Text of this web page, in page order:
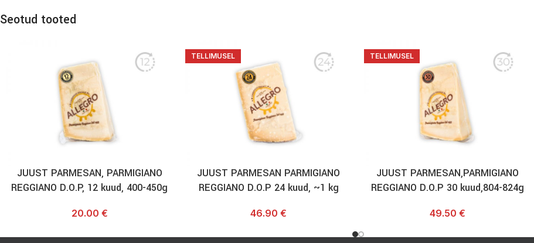
Seotud tooted
JUUST PARMESAN, PARMIGIANO
REGGIANO D.O.P, 12 kuud, 400-450g
20.00 €
TELLIMUSEL
JUUST PARMESAN PARMIGIANO
REGGIANO D.O.P 24 kuud, ~1 kg
46.90€
TELLIMUSEL
JUUST PARMESAN,PARMIGIANO
REGGIANO D.O.P 30 kuud,804-824g
49.50€